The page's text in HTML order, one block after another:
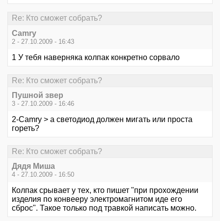
Re: Кто сможет собрать?
Camry
2 - 27.10.2009 - 16:43
1 У тебя наверняка колпак конкретно сорвало
Re: Кто сможет собрать?
Пушной звер
3 - 27.10.2009 - 16:46
2-Camry > а светодиод должен мигать или проста
гореть?
Re: Кто сможет собрать?
Дядя Миша
4 - 27.10.2009 - 16:50
Колпак срывает у тех, кто пишет "при прохождении
изделия по конвееру электромагнитом иде его
сброс". Такое только под травкой написать можно.